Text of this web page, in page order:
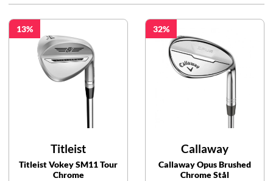
13
Titleist
Titleist Vokey SM11 Tour
Chrome
32
Callaway
Callaway Opus Brushed
Chrome Stål